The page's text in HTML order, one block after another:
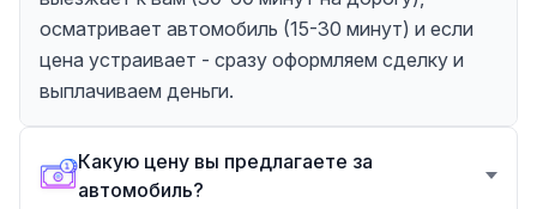
осматривает автомобиль (15-30 минут) и если
цена устраивает - сразу оформляем сделку и
выплачиваем деньги.
Какую цену вы предлагаете за
автомобиль?